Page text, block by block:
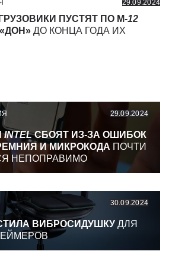
29.09.2024
ПУСТЯТ ПО М-12
«ДОН» ДО КОНЦА ГОДА ИХ
29.09.2024
INTELСБОЯТ ИЗ-ЗА ОШИБОК
И МИКРОКОДА ПОЧТИ
НЕПОПРАВИМО
30.09.2024
ВИБРОСИДУШКУ ДЛЯ